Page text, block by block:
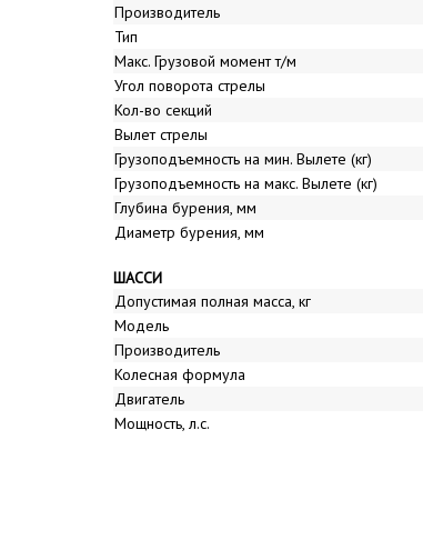
Производитель
Тип
Макс. Грузовой момент т/м
Угол поворота стрелы
Кол-во секций
Вылет стрелы
Грузоподъемность на мин. Вылете (кг)
Грузоподъемность на макс. Вылете (кг)
Глубина бурения, мм
Диаметр бурения, мм
ШАССИ
Допустимая полная масса, кг
Модель
Производитель
Колесная формула
Двигатель
Мощность, л.с.